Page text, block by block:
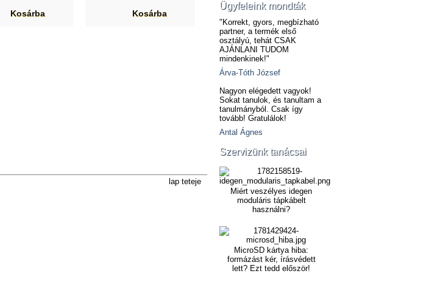
Kosárba Kosárba
lap teteje
Ügyfeleink mondták
"Korrekt, gyors, megbízható
partner, a termék első
osztályú, tehát CSAK
AJÁNLANI TUDOM
mindenkinek!"
Árva-Tóth József
Nagyon elégedett vagyok!
Sokat tanulok, és tanultam a
tanulmányból. Csak így
tovább! Gratulálok!
Antal Ágnes
Szervizünk tanácsai
Miért veszélyes idegen
moduláris tápkábelt
használni?
MicroSD kártya hiba:
formázást kér, írásvédett
lett? Ezt tedd először!